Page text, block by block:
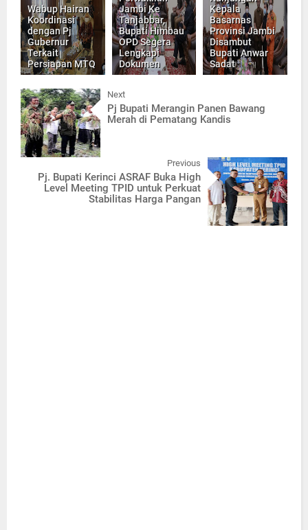
Wabup Hairan
Koordinasi
dengan Pj
Gubernur
Terkait
Persiapan MTQ
Jambi Ke
Tanjabbar,
Bupati Himbau
OPD Segera
Lengkapi
Dokumen
Kepala
Basarnas
Provinsi Jambi
Disambut
Bupati Anwar
Sadat
Next
Pj Bupati Merangin Panen Bawang
Merah di Pematang Kandis
Previous
Pj. Bupati Kerinci ASRAF Buka High
Level Meeting TPID untuk Perkuat
Stabilitas Harga Pangan